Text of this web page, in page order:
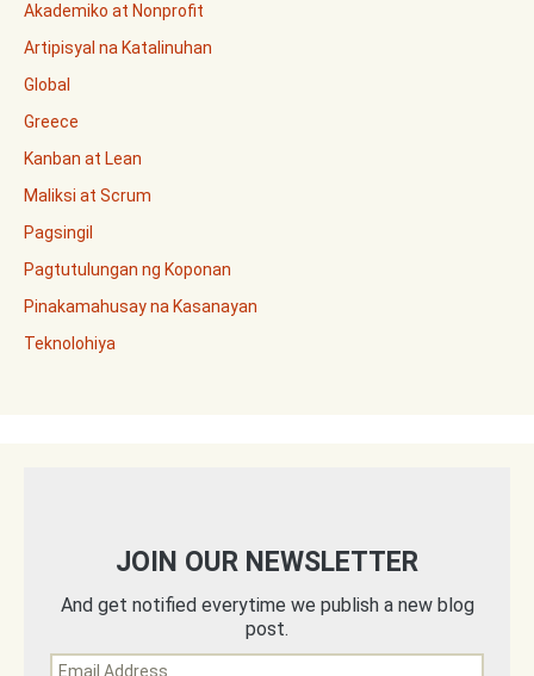
Akademiko at Nonprofit
Artipisyal na Katalinuhan
Global
Greece
Kanban at Lean
Maliksi at Scrum
Pagsingil
Pagtutulungan ng Koponan
Pinakamahusay na Kasanayan
Teknolohiya
JOIN OUR NEWSLETTER
And get notified everytime we publish a new blog
post.